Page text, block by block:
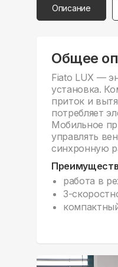
Описание
Общее
Fiato LUX —
установка.
приток и
потребляет
Мобильное
управлять
синхронную
работа в
3-